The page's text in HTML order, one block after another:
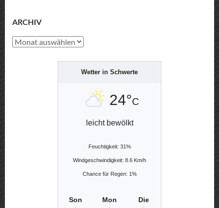
ARCHIV
Archiv
Wetter in Schwerte
24°C
leicht bewölkt
Feuchtigkeit: 31%
Windgeschwindigkeit: 8.6 Km/h
Chance für Regen: 1%
Son Mon Die